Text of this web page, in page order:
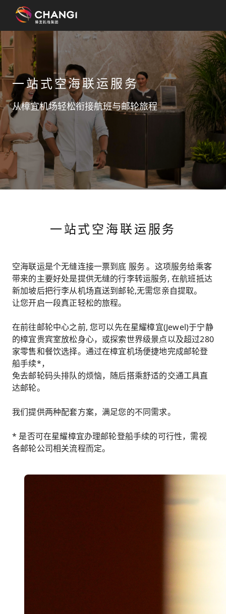
所
有
樟
宜
网
语
言:
一站式空海联运服务
从樟宜机场轻松衔接航班与邮轮旅程
一站式空海联运服务
空海联运是个无缝连接一票到底 服务 。这项服务给乘客
带来的主要好处是提供无缝的行李转运服务, 在航班抵达
新加坡后把行李从机场直送到邮轮,无需您亲自提取。
让您开启一段真正轻松的旅程。
在前往邮轮中心之前, 您可以先在星耀樟宜(Jewel)于宁静
的樟宜贵宾室放松身心，或探索世界级景点以及超过280
家零售和餐饮选择。通过在樟宜机场便捷地完成邮轮登
船手续*，
免去邮轮码头排队的烦恼，随后搭乘舒适的交通工具直
达邮轮。
我们提供两种配套方案，满足您的不同需求。
* 是否可在星耀樟宜办理邮轮登船手续的可行性，需视
各邮轮公司相关流程而定。